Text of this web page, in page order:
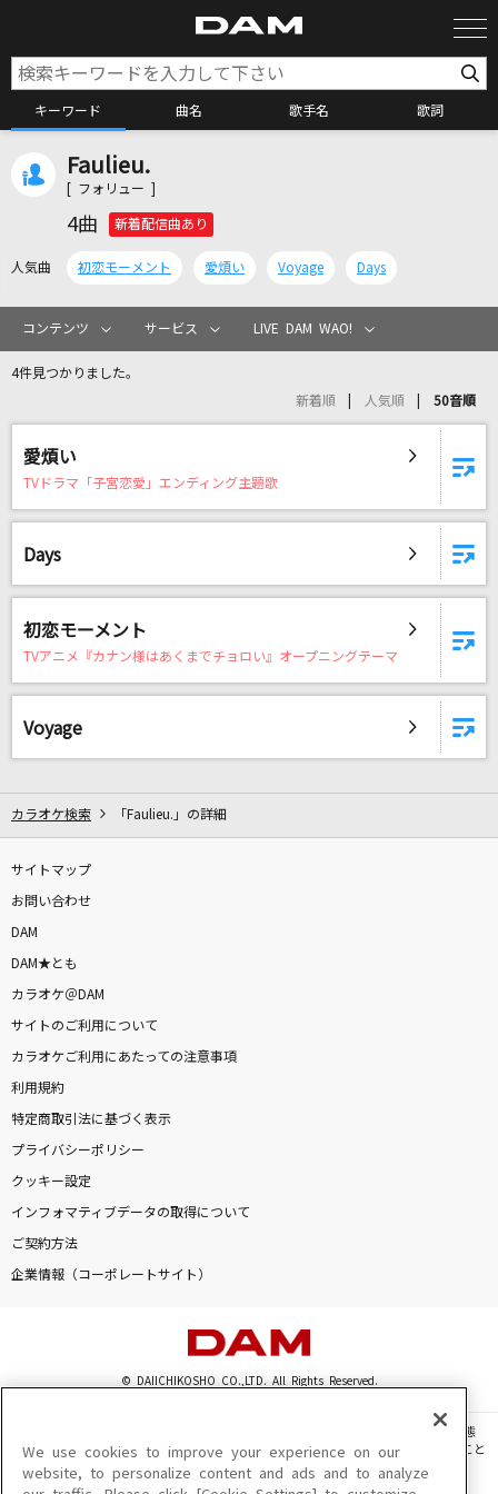
キーワード 曲名 歌手名 歌詞
カラオケリクエスト
一二三
[生音]元気を出して
竹内まりや
東京テディベア(Game Version)
START IT AGAIN
AK-69
[生音]そっけない
RADWIMPS
[生音]Tomorrow never knows
Mr.Children
ナイショの話
ClariS
メロディー
もっと見る
Faulieu.
[ フォリュー ]
4曲 新着配信曲あり
人気曲 初恋モーメント 愛煩い Voyage Days
コンテンツ サービス LIVE DAM WAO!
4件見つかりました。
新着順 人気順 50音順
愛煩い
TVドラマ「子宮恋愛」エンディング主題歌
Days
初恋モーメント
TVアニメ『カナン様はあくまでチョロい』オープニングテーマ
Voyage
カラオケ検索 「Faulieu.」の詳細
サイトマップ
お問い合わせ
DAM
DAM★とも
カラオケ＠DAM
サイトのご利用について
カラオケご利用にあたっての注意事項
利用規約
特定商取引法に基づく表示
プライバシーポリシー
クッキー設定
インフォマティブデータの取得について
ご契約方法
企業情報（コーポレートサイト）
© DAIICHIKOSHO CO.,LTD. All Rights Reserved.
このサイトに掲載されている一切の文章・画像・写真・動画・音声等を、手段や形態
を問わず、著作権法の定める範囲を超えて無断で複製、転載、ファイル化などすること
を禁じます。
We use cookies to improve your experience on our
website, to personalize content and ads and to analyze